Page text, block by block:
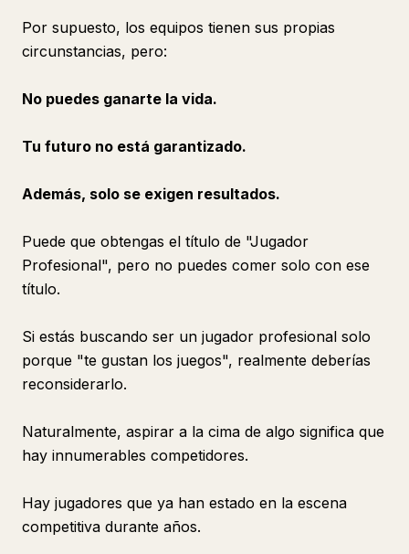
Por supuesto, los equipos tienen sus propias
circunstancias, pero:
No puedes ganarte la vida.
Tu futuro no está garantizado.
Además, solo se exigen resultados.
Puede que obtengas el título de "Jugador
Profesional", pero no puedes comer solo con ese
título.
Si estás buscando ser un jugador profesional solo
porque "te gustan los juegos", realmente deberías
reconsiderarlo.
Naturalmente, aspirar a la cima de algo significa que
hay innumerables competidores.
Hay jugadores que ya han estado en la escena
competitiva durante años.